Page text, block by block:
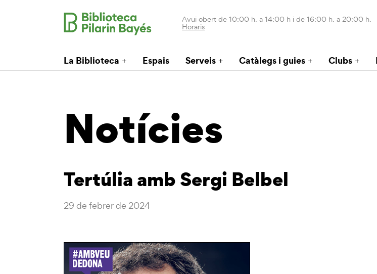
Avui obert de 10:00 h. a 14:00 h i de 16:00 h. a 20:00 h.
Horaris
La Biblioteca Espais Serveis Catàlegs i guies Clubs
Notícies
Tertúlia amb Sergi Belbel
29 de febrer de 2024